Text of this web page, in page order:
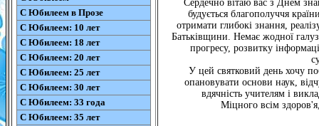
С Юбилеем в Прозе
С Юбилеем: 10 лет
С Юбилеем: 18 лет
С Юбилеем: 20 лет
С Юбилеем: 25 лет
С Юбилеем: 30 лет
С Юбилеем: 33 года
С Юбилеем: 35 лет
Сердечно вітаю вас з Днем
будується благополуччя
отримати глибокі знання,
Батьківщини. Немає жодної
прогресу, розвитку
У цей святковий день хочу
опановувати основи наук,
вдячність учителям і
Міцного всім